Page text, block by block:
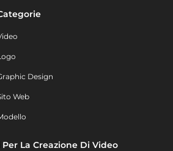
Design
Web
La Creazione Di Video